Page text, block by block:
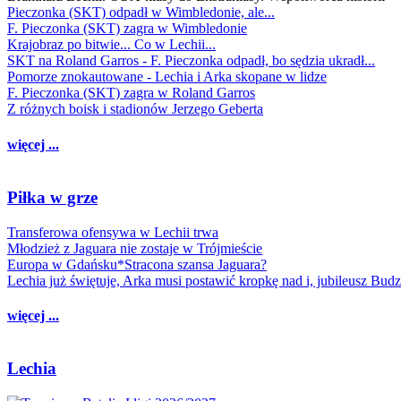
Pieczonka (SKT) odpadł w Wimbledonie, ale...
F. Pieczonka (SKT) zagra w Wimbledonie
Krajobraz po bitwie... Co w Lechii...
SKT na Roland Garros - F. Pieczonka odpadł, bo sędzia ukradł...
Pomorze znokautowane - Lechia i Arka skopane w lidze
F. Pieczonka (SKT) zagra w Roland Garros
Z różnych boisk i stadionów Jerzego Geberta
więcej ...
Piłka w grze
Transferowa ofensywa w Lechii trwa
Młodzież z Jaguara nie zostaje w Trójmieście
Europa w Gdańsku*Stracona szansa Jaguara?
Lechia już świętuje, Arka musi postawić kropkę nad i, jubileusz
więcej ...
Lechia